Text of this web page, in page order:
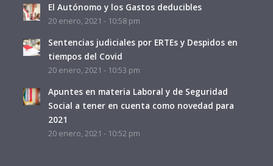
El Autónomo y los Gastos deducibles
20 enero, 2021 - 10:58 pm
Sentencias judiciales por ERTEs y Despidos en
tiempos del Covid
20 enero, 2021 - 10:53 pm
Apuntes en materia Laboral y de Seguridad
Social a tener en cuenta como novedad para
2021
20 enero, 2021 - 10:52 pm